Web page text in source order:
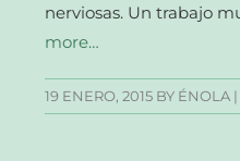
nerviosas. Un trabajo
more…
19 ENERO, 2015 BY ÉNOLA